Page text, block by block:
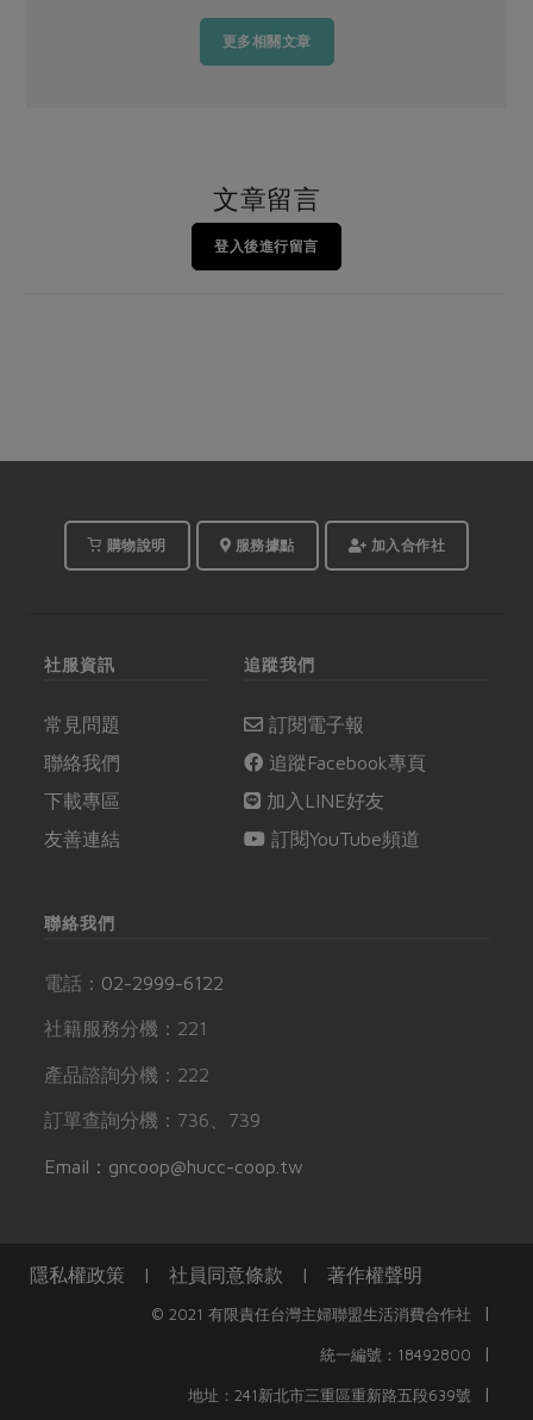
更多相關文章
文章留言
登入後進行留言
購物說明 服務據點 加入合作社
社服資訊
常見問題
聯絡我們
下載專區
友善連結
追蹤我們
訂閱電子報
追蹤Facebook專頁
加入LINE好友
訂閱YouTube頻道
聯絡我們
電話： 02-2999-6122
社籍服務分機：221
產品諮詢分機：222
訂單查詢分機：736、739
Email：gncoop@hucc-coop.tw
隱私權政策 | 社員同意條款 | 著作權聲明
© 2021 有限責任台灣主婦聯盟生活消費合作社 |
統一編號：18492800 |
地址：241新北市三重區重新路五段639號 |